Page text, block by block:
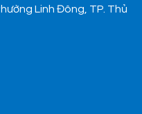
Linh Đông, TP. Thủ